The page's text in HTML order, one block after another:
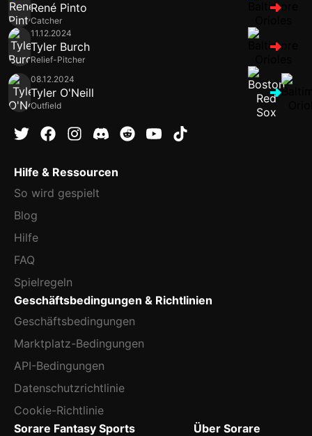
René Pinto
Catcher
11.12.2024
Tyler Burch
Relief-Pitcher
08.12.2024
Tyler O'Neill
Outfield
Hilfe & Ressourcen
So wird gespielt
Blog
Hilfe
FAQ
Spielregeln
Geschäftsbedingungen & Richtlinien
Geschäftsbedingungen
Marktplatz-Bedingungen
API-Bedingungen
Datenschutzrichtlinie
Cookie-Richtlinie
Sorare Fantasy Sports
Über Sorare